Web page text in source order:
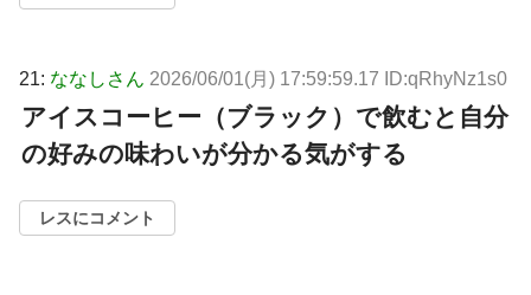
21: ななしさん 2026/06/01(月) 17:59:59.17 ID:qRhyNz1s0
アイスコーヒー（ブラック）で飲むと自分
の好みの味わいが分かる気がする
レスにコメント